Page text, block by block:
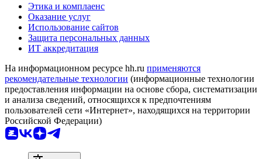
Этика и комплаенс
Оказание услуг
Использование сайтов
Защита персональных данных
ИТ аккредитация
На информационном ресурсе hh.ru применяются
рекомендательные технологии (информационные технологии
предоставления информации на основе сбора, систематизации
и анализа сведений, относящихся к предпочтениям
пользователей сети «Интернет», находящихся на территории
Российской Федерации)